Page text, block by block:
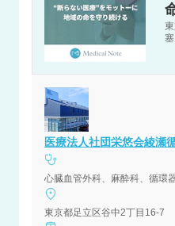
医療法人社団栄悠会綾瀬
心臓血管外科、麻酔科、循環
東京都足立区谷中2丁目16-7